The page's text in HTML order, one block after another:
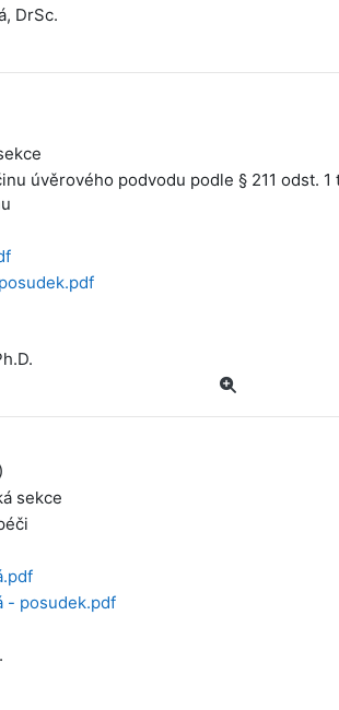
DrSc.
úvěrového podvodu podle § 211 odst.
sekce
- posudek.pdf